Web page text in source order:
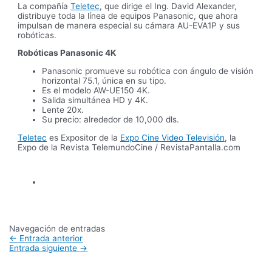
La compañíaTeletec, que dirige el Ing. David Alexander,
distribuye toda la línea de equipos Panasonic, que ahora
impulsan de manera especial su cámara AU-EVA1P y sus
robóticas.
Robóticas Panasonic 4K
Panasonic promueve su robótica con ángulo de visión
horizontal 75.1, única en su tipo.
Es el modelo AW-UE150 4K.
Salida simultánea HD y 4K.
Lente 20x.
Su precio: alrededor de 10,000 dls.
Teletec es Expositor de la Expo Cine Video Televisión, la
Expo de la Revista TelemundoCine / RevistaPantalla.com
Navegación de entradas
← Entrada anterior
Entrada siguiente →